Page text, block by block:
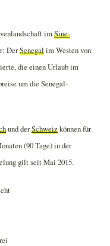
imSine-
DerSenegalim Westen von
die einen Urlaub im
um die Senegal-
und derSchweizkönnen für
(90 Tage) in der
gilt seit Mai 2015.